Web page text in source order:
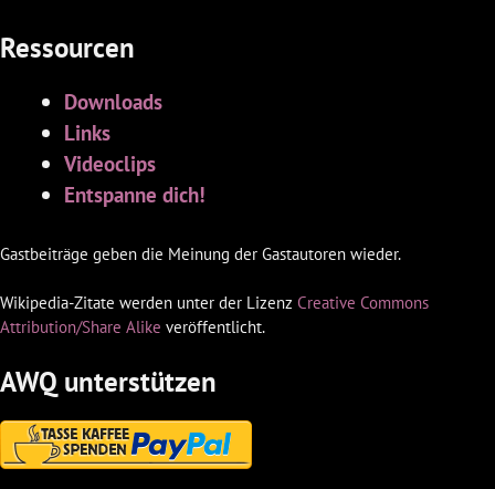
Ressourcen
Downloads
Links
Videoclips
Entspanne dich!
Gastbeiträge geben die Meinung der Gastautoren wieder.
Wikipedia-Zitate werden unter der Lizenz Creative Commons
Attribution/Share Alike veröffentlicht.
AWQ unterstützen